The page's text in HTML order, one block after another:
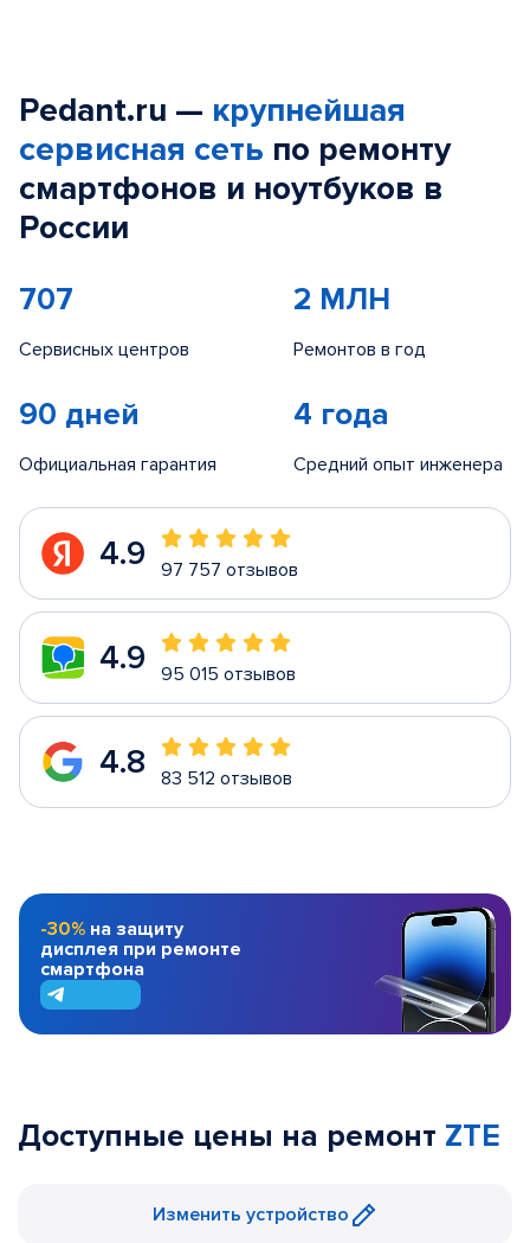
Pedant.ru — крупнейшая
сервисная сеть по ремонту
смартфонов и ноутбуков в
России
707
Сервисных центров
2 МЛН
Ремонтов в год
90 дней
Официальная гарантия
4 года
Средний опыт инженера
4.9 97 757 отзывов
4.9 95 015 отзывов
4.8 83 512 отзывов
-30% на защиту
дисплея при ремонте
смартфона
Доступные цены на ремонт ZTE
Изменить устройство